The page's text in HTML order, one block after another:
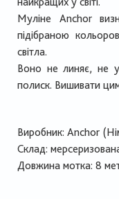
Муліне Anchor
підібраною
світла.
Воно не линяє, не
полиск. Вишивати
Виробник: Anchor
Склад:
Довжина мотка: 8